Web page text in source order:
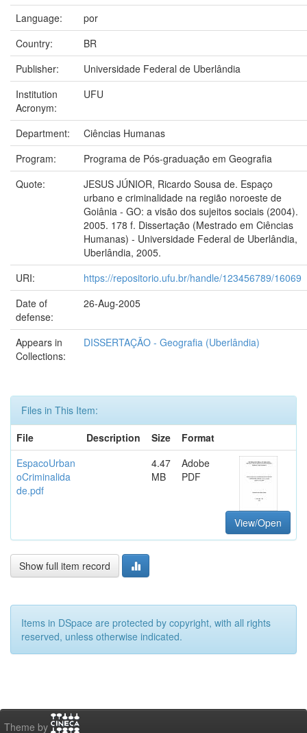
Language:
por
Country:
BR
Publisher:
Universidade Federal de Uberlândia
Institution
Acronym:
UFU
Department:
Ciências Humanas
Program:
Programa de Pós-graduação em Geografia
Quote:
JESUS JÚNIOR, Ricardo Sousa de. Espaço
urbano e criminalidade na região noroeste de
Goiânia - GO: a visão dos sujeitos sociais (2004).
2005. 178 f. Dissertação (Mestrado em Ciências
Humanas) - Universidade Federal de Uberlândia,
Uberlândia, 2005.
URI:
https://repositorio.ufu.br/handle/123456789/16069
Date of
defense:
26-Aug-2005
Appears in
Collections:
DISSERTAÇÃO - Geografia (Uberlândia)
Files in This Item:
File
Description Size
Format
EspacoUrban
oCriminalida
de.pdf
4.47
MB
Adobe
PDF
View/Open
Show full item record
Items in DSpace are protected by copyright, with all rights
reserved, unless otherwise indicated.
Theme by